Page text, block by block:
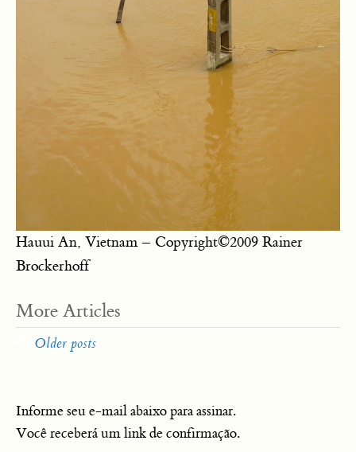
Hauui An, Vietnam – Copyright©2009 Rainer
Brockerhoff
Posts
navigation
More Articles
Older posts
Informe seu e-mail abaixo para assinar.
Você receberá um link de confirmação.